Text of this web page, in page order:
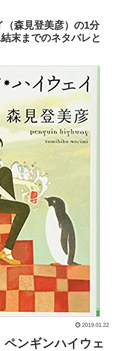
（森見登美彦）の1分
末までのネタバレと
2019.01.22
ペンギンハイウェ